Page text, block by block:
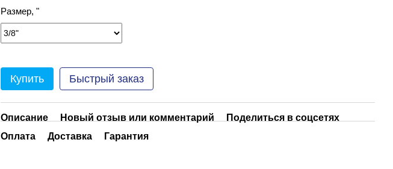
Размер, "
Купить Быстрый заказ
Описание Новый отзыв или комментарий
Поделиться в соцсетях
Оплата
Доставка Гарантия